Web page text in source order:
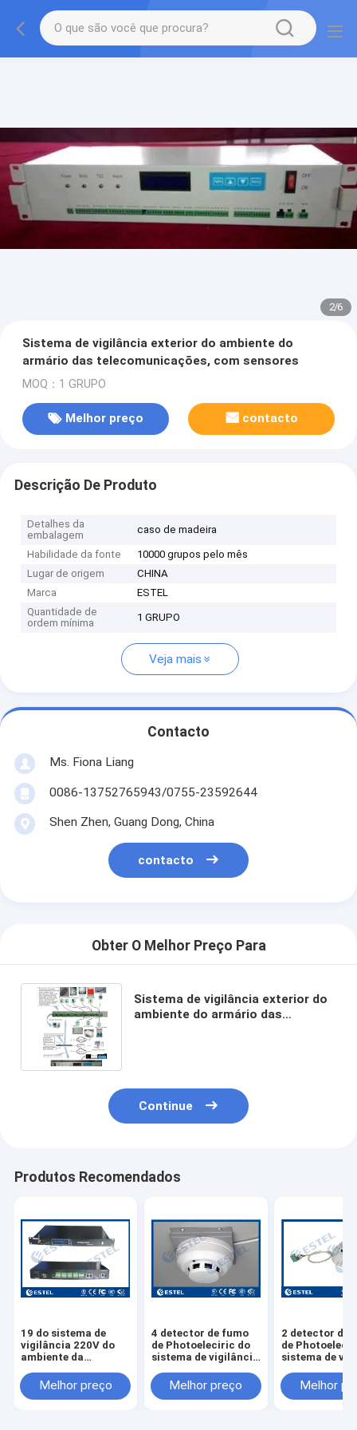
2/6
Sistema de vigilância exterior do ambiente do
armário das telecomunicações, com sensores
MOQ：1 GRUPO
Melhor preço contacto
Descrição De Produto
Detalhes da
embalagem
caso de madeira
Habilidade da fonte
10000 grupos pelo mês
Lugar de origem
CHINA
Marca
ESTEL
Quantidade de
ordem mínima
1 GRUPO
Veja mais
Contacto
Ms. Fiona Liang
0086-13752765943/0755-23592644
Shen Zhen, Guang Dong, China
contacto
Obter O Melhor Preço Para
Sistema de vigilância exterior do
ambiente do armário das
Continue
Produtos Recomendados
19 do sistema de
vigilância 220V do
ambiente da
da polegada SNMP
da fonte de
Melhor preço
4 detector de fumo
de Photoeleciric do
sistema de vigilância
DC32~52V
Melhor preço
2 detector de
de
sistema de
DC32~52V
Melhor